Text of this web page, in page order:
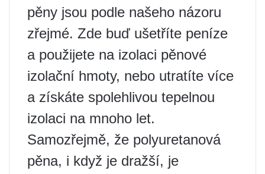
pěny jsou podle našeho názoru
zřejmé. Zde buď ušetříte peníze
a použijete na izolaci pěnové
izolační hmoty, nebo utratíte více
a získáte spolehlivou tepelnou
izolaci na mnoho let.
Samozřejmě, že polyuretanová
pěna, i když je dražší, je